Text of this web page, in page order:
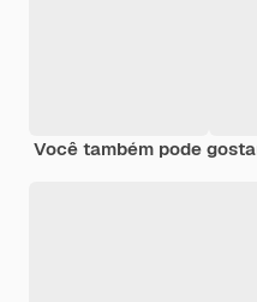
Você também pode